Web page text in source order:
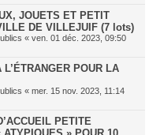
JOUETS ET PETIT
DE VILLEJUIF (7 lots)
« ven. 01 déc. 2023, 09:50
POUR LA
« mer. 15 nov. 2023, 11:14
PETITE
» POUR 10